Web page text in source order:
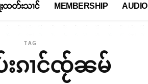
ႈထတ်းသၢင် MEMBERSHIP AUDIO
TAG
းၵၢင်ၸႂ်ၼမ်